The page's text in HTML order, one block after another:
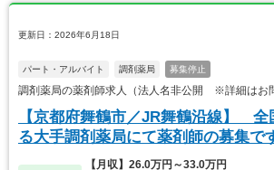
更新日：2026年6月18日
パート・アルバイト 調剤薬局 募集停止
調剤薬局の薬剤師求人（法人名非公開 ※詳細はお
【京都府舞鶴市／JR舞鶴沿線】 全
る大手調剤薬局にて薬剤師の募集で
【月収】26.0万円～33.0万円